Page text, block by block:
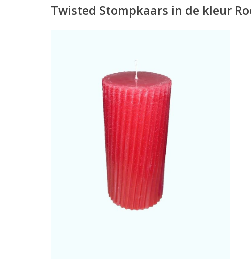
Twisted Stompkaars in de kleur